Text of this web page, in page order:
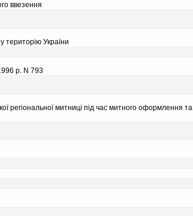
ввезення
територiю України
р. N 793
регiональної митницi пiд час митного оформлення та